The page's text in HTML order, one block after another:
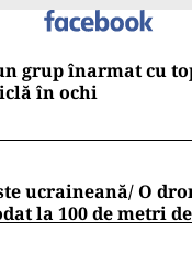
grup înarmat cu
în ochi
ucraineană/ O
la 100 de metri